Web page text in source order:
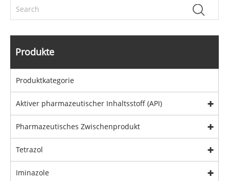
Produkte
Produktkategorie
Aktiver pharmazeutischer Inhaltsstoff (API)
Pharmazeutisches Zwischenprodukt
Tetrazol
Iminazole